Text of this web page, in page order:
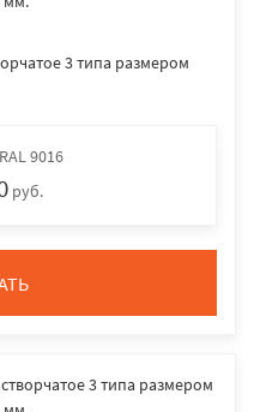
3 типа размером
9016
руб.